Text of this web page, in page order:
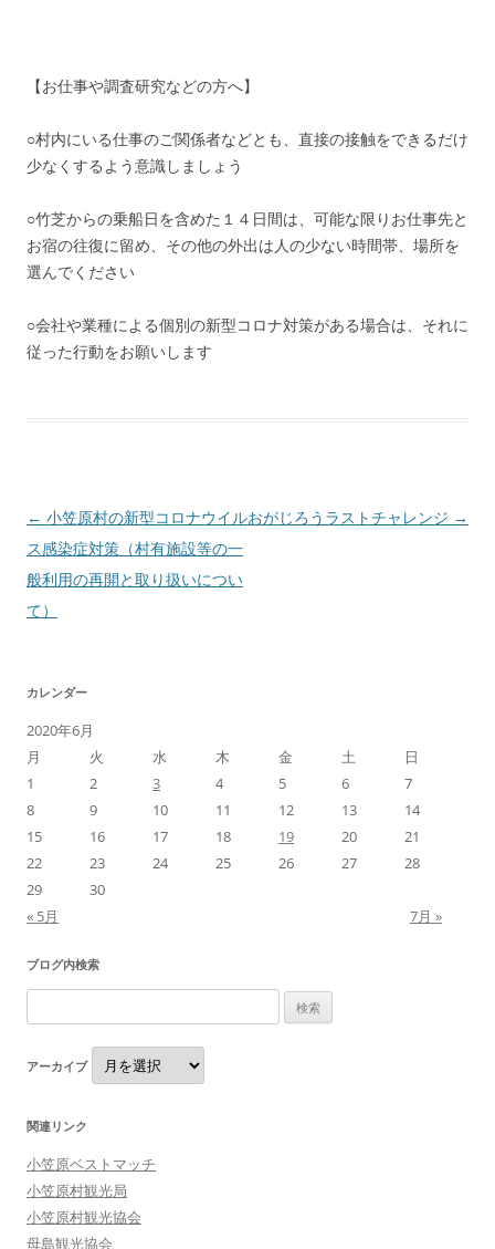
【お仕事や調査研究などの方へ】
○村内にいる仕事のご関係者などとも、直接の接触をできるだけ
少なくするよう意識しましょう
○竹芝からの乗船日を含めた１４日間は、可能な限りお仕事先と
お宿の往復に留め、その他の外出は人の少ない時間帯、場所を
選んでください
○会社や業種による個別の新型コロナ対策がある場合は、それに
従った行動をお願いします
投
稿
ナ
ビ
シ
ョ
ン
← 小笠原村の新型コロナウイル
ス感染症対策（村有施設等の一
般利用の再開と取り扱いについ
て）
おがじろうラストチャレンジ →
カレンダー
2020年6月
月
火 水 木 金 土
日
1
2 3 4 5 6
7
8
9 10 11 12 13
14
15
16 17 18 19 20
21
22
23 24 25 26 27
28
29
30
« 5月
7月 »
ブログ内検索
索:
アーカイブ
ア
ー
カ
関連リンク
小笠原ベストマッチ
小笠原村観光局
小笠原村観光協会
母島観光協会